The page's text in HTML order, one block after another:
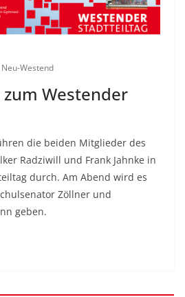
Neu-Westend
Westender
die beiden Mitglieder des
Radziwill und Frank Jahnke in
durch. Am Abend wird es
Zöllner und
geben.